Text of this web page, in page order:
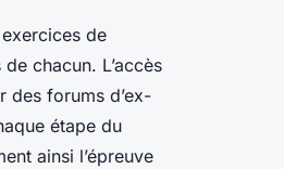
de
chacun. L’accès
des forums d’ex-
étape du
ainsi l’épreuve